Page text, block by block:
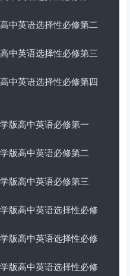
中英语选择性必修第二
中英语选择性必修第三
中英语选择性必修第四
版高中英语必修第一
版高中英语必修第二
版高中英语必修第三
版高中英语选择性必修
版高中英语选择性必修
版高中英语选择性必修